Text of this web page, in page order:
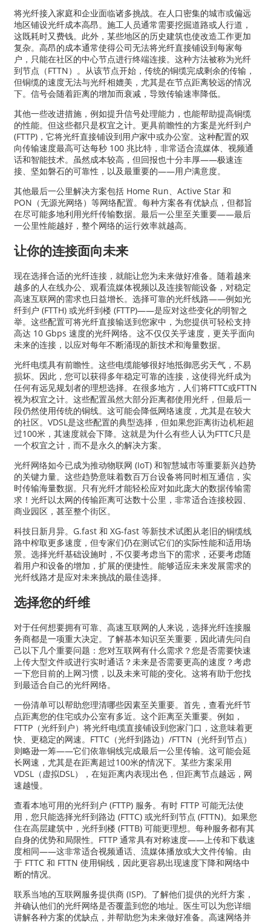
将光纤接入家庭和企业面临诸多挑战。在人口密集的城市或偏远
地区铺设光纤成本高昂。施工人员通常需要挖掘道路或人行道，
这既耗时又费钱。此外，某些地区的历史建筑也使改造工作更加
复杂。高昂的成本通常使得公司无法将光纤直接铺设到每家每
户，只能在社区的中心节点进行终端连接。这种方法被称为光纤
到节点（FTTN）。从该节点开始，传统的铜缆完成剩余的传输，
但铜缆的速度无法与光纤相媲美，尤其是在节点距离较远的情况
下。信号会随着距离的增加而衰减，导致传输速率降低。
其他一些改进措施，例如提升信号处理能力，也能帮助提高铜缆
的性能。但这些都只是权宜之计。更具前瞻性的方案是光纤到户
(FTTP)，它将光纤直接铺设到用户家中或办公室。这种配置的双
向传输速度最高可达每秒 100 兆比特，非常适合流媒体、视频通
话和智能技术。虽然成本较高，但回报也十分丰厚——极速连
接、坚如磐石的可靠性，以及最重要的——用户满意度。
其他最后一公里解决方案包括 Home Run、Active Star 和
PON（无源光网络）等网络配置。每种方案各有优缺点，但都旨
在尽可能多地利用光纤传输数据。最后一公里至关重要——最后
一公里性能越好，整个网络的运行效率就越高。
让你的连接面向未来
现在选择合适的光纤连接，就能让您为未来做好准备。随着越来
越多的人在线办公、观看流媒体视频以及连接智能设备，对稳定
高速互联网的需求也日益增长。选择可靠的光纤线路——例如光
纤到户 (FTTH) 或光纤到楼 (FTTP)——是应对这些变化的明智之
举。这些配置可将光纤直接输送到您家中，为您提供可轻松支持
高达 10 Gbps 速度的光纤网络。这不仅仅关乎速度，更关乎面向
未来的连接，以应对每年不断涌现的新技术和海量数据。
光纤电缆具有前瞻性。这些电缆能够很好地抵御恶劣天气，不易
损坏。因此，您可以获得多年稳定可靠的连接，这使得光纤成为
任何有远见规划者的理想选择。在很多地方，人们将FTTC或FTTN
视为权宜之计。这些配置虽然大部分距离都使用光纤，但最后一
段仍然使用传统的铜线。这可能会降低网络速度，尤其是在较大
的社区。VDSL是这些配置的典型选择，但如果您距离街边机柜超
过100米，其速度就会下降。这就是为什么有些人认为FTTC只是
一个权宜之计，而不是永久的解决方案。
光纤网络如今已成为推动物联网 (IoT) 和智慧城市等重要新兴趋势
的关键力量。这些趋势意味着数百万台设备将同时相互通信，实
时传输海量数据。只有光纤才能轻松应对如此庞大的数据传输需
求！光纤以太网的传输距离可达数十公里，非常适合连接校园、
商业园区，甚至整个街区。
科技日新月异。G.fast 和 XG-fast 等新技术试图从老旧的铜缆线
路中榨取更多速度，但专家们仍在测试它们的实际性能和适用场
景。选择光纤基础设施时，不仅要考虑当下的需求，还要考虑随
着用户和设备的增加，扩展的便捷性。能够适应未来发展需求的
光纤线路才是应对未来挑战的最佳选择。
选择您的纤维
对于任何想要拥有可靠、高速互联网的人来说，选择光纤连接服
务商都是一项重大决定。了解基本知识至关重要，因此请先问自
己以下几个重要问题：您对互联网有什么需求？您是否需要快速
上传大型文件或进行实时通话？未来是否需要更高的速度？考虑
一下您目前的上网习惯，以及未来可能的变化。这将有助于您找
到最适合自己的光纤网络。
一份清单可以帮助您理清哪些因素至关重要。首先，查看光纤节
点距离您的住宅或办公室有多近。这个距离至关重要。例如，
FTTP（光纤到户）将光纤电缆直接铺设到您家门口，这意味着更
快、更稳定的网速。FTTC（光纤到路边）/FTTN（光纤到节点）
则略逊一筹——它们依靠铜线完成最后一公里传输。这可能会延
长网速，尤其是在距离超过100米的情况下。某些方案采用
VDSL（虚拟DSL），在短距离内表现出色，但距离节点越远，网
速越慢。
查看本地可用的光纤到户 (FTTP) 服务。有时 FTTP 可能无法使
用，您只能选择光纤到路边 (FTTC) 或光纤到节点 (FTTN)。如果您
住在高层建筑中，光纤到楼 (FTTB) 可能更理想。每种服务都有其
自身的优势和局限性。FTTP 通常具有对称速度——上传和下载速
度相同——这非常适合视频通话、流媒体播放或大文件传输。由
于 FTTC 和 FTTN 使用铜线，因此更容易出现速度下降和网络中
断的情况。
联系当地的互联网服务提供商 (ISP)。了解他们提供的光纤方案，
并确认他们的光纤网络是否覆盖到您的地址。医生可以为您详细
讲解各种方案的优缺点，并帮助您为未来做好准备。高速网络并